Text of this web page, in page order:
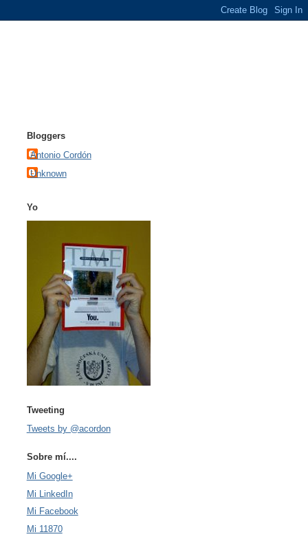
Bloggers
Antonio Cordón
Unknown
Yo
Tweeting
Tweets by @acordon
Sobre mí....
Mi Google+
Mi LinkedIn
Mi Facebook
Mi 11870